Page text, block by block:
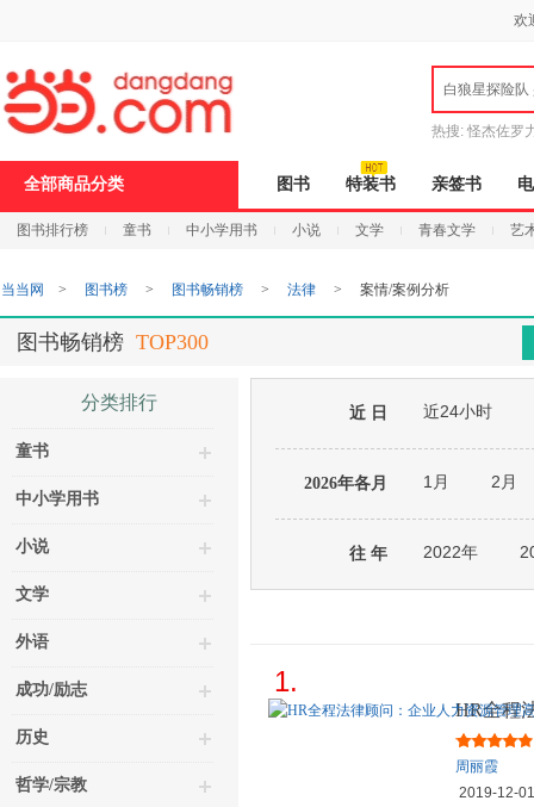
打
开
无
障
页
加
欢
白狼星探险队
热搜: 怪杰佐罗
全部商品分类 图书 特装书 亲签书
图书排行榜 童书 中小学用书 小说 文学 青春文学 艺
当当网 > 图书榜 > 图书畅销榜 > 法律 > 案情/案例分析
图书畅销榜 TOP300
分类排行
童书
中小学用书
小说
文学
外语
成功/励志
历史
哲学/宗教
近 日 近24小时
2026年各月 1月 2月
往 年 2022年
1.
HR全程
工作指
周丽霞
2019-12-01